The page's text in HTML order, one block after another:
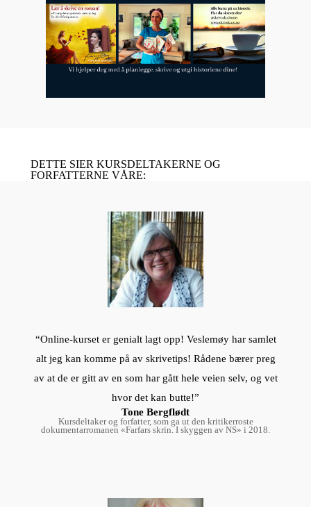
DETTE SIER KURSDELTAKERNE OG
FORFATTERNE VÅRE:
“Online-kurset er genialt lagt opp! Veslemøy har samlet
alt jeg kan komme på av skrivetips! Rådene bærer preg
av at de er gitt av en som har gått hele veien selv, og vet
hvor det kan butte!”
Tone Bergflødt
Kursdeltaker og forfatter, som ga ut den kritikerroste
dokumentarromanen «Farfars skrin. I skyggen av NS» i 2018.